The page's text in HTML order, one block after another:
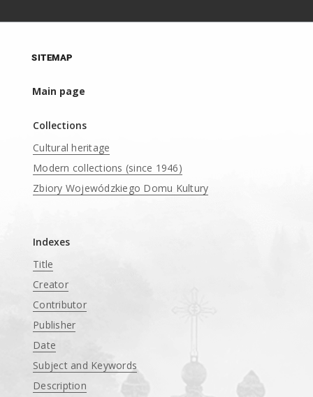
SITEMAP
Main page
Collections
Cultural heritage
Modern collections (since 1946)
Zbiory Wojewódzkiego Domu Kultury
Indexes
Title
Creator
Contributor
Publisher
Date
Subject and Keywords
Description